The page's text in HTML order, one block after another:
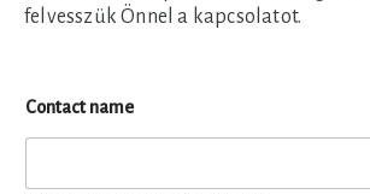
felvesszük Önnel a kapcsolatot.
Contact name